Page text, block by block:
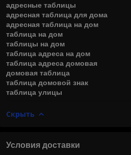
адресные таблицы
адресная таблица для дома
адресная таблица на дом
таблица на дом
таблицы на дом
таблица адреса на дом
таблица адреса домовая
домовая таблица
таблица домовой знак
таблица улицы
Скрыть
Условия доставки